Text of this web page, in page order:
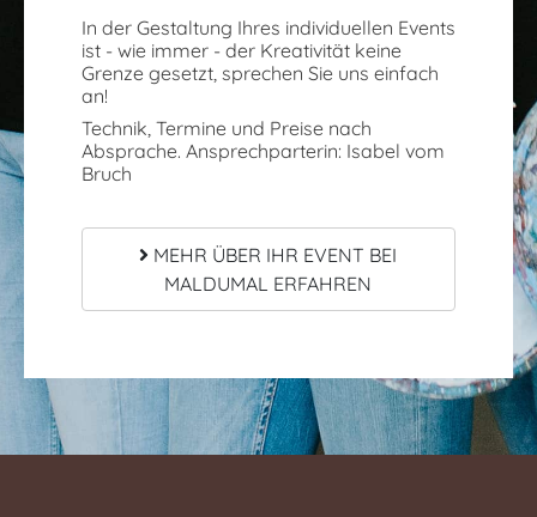
In der Gestaltung Ihres individuellen Events
ist - wie immer - der Kreativität keine
Grenze gesetzt, sprechen Sie uns einfach
an!
Technik, Termine und Preise nach
Absprache. Ansprechparterin: Isabel vom
Bruch
MEHR ÜBER IHR EVENT BEI
MALDUMAL ERFAHREN